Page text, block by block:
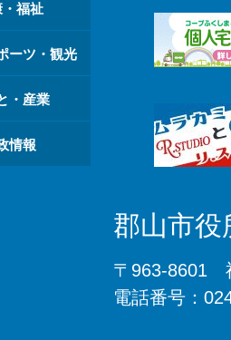
福祉
ーツ・観光
・産業
情報
郡山市役
〒963-8601
電話番号：